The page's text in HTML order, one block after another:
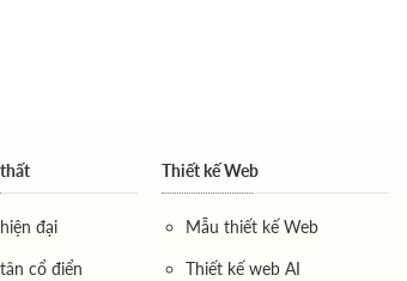
đại
cổ điển
Thiết kế Web
Mẫu thiết kế Web
Thiết kế web AI